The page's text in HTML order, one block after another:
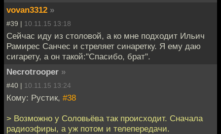
vovan3312 »
#39 | 10.11.15 13:18
Сейчас иду из столовой, а ко мне подходит Ильич
Рамирес Санчес и стреляет синаретку. Я ему даю
сигарету, а он такой:"Спасибо, брат".
Necrotrooper »
#40 | 10.11.15 13:24
Кому: Рустик, #38
> Возможно у Соловьёва так происходит. Сначала
радиоэфиры, а уж потом и телепередачи.